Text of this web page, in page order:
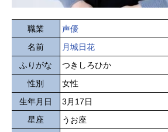
職業
声優
名前
月城日花
ふりがな
つきしろひか
性別
女性
生年月日
3月17日
星座
うお座